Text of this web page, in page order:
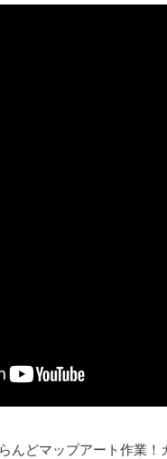
んどマップアート作業